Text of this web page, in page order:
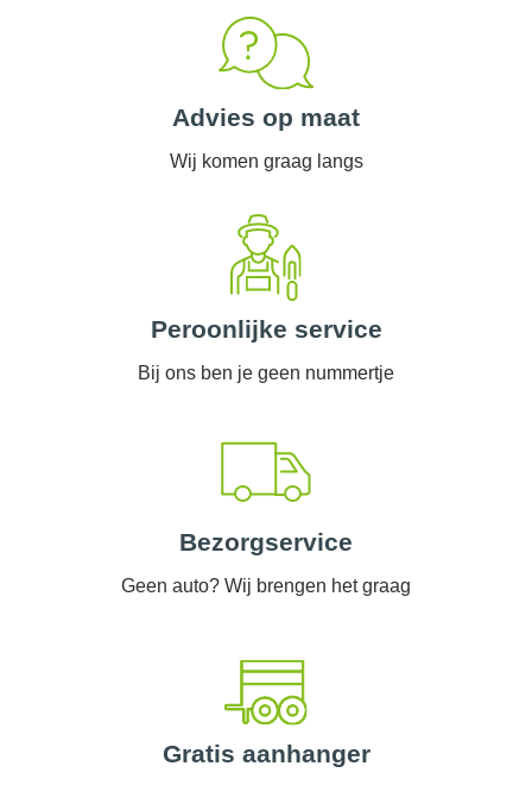
Advies op maat
Wij komen graag langs
Peroonlijke service
Bij ons ben je geen nummertje
Bezorgservice
Geen auto? Wij brengen het graag
Gratis aanhanger